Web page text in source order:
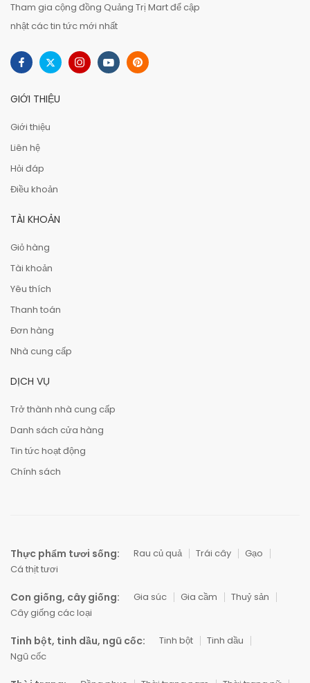
Tham gia cộng đồng Quảng Trị Mart để cập
nhật các tin tức mới nhất
GIỚI THIỆU
Giới thiệu
Liên hệ
Hỏi đáp
Điều khoản
TÀI KHOẢN
Giỏ hàng
Tài khoản
Yêu thích
Thanh toán
Đơn hàng
Nhà cung cấp
DỊCH VỤ
Trở thành nhà cung cấp
Danh sách cửa hàng
Tin tức hoạt động
Chính sách
Thực phẩm tươi sống: Rau củ quả Trái cây
Gạo
Cá thịt tươi
Con giống, cây giống: Gia súc Gia cầm
Thuỷ sản
Cây giống các loại
Tinh bột, tinh dầu, ngũ cốc: Tinh bột
Tinh dầu
Ngũ cốc